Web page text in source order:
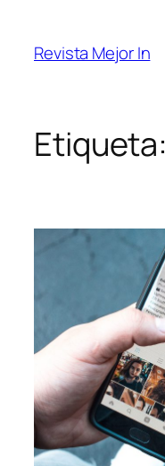
contenido
Revista Mejor In
Etiqueta: